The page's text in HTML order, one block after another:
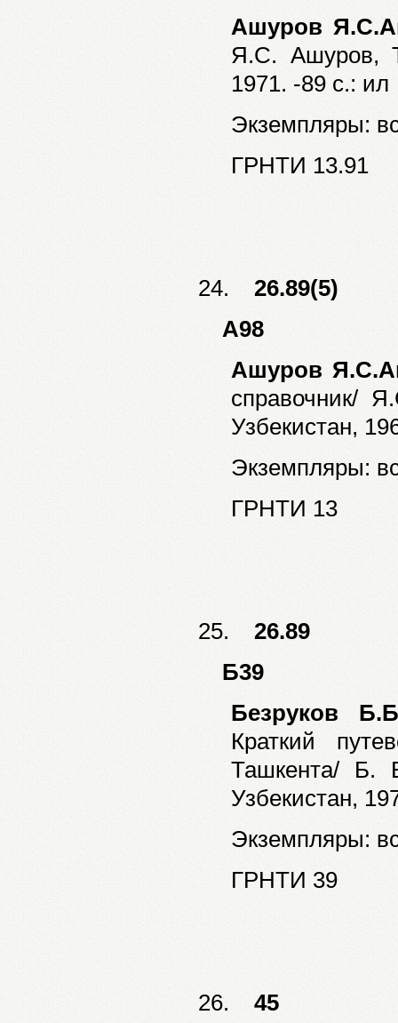
Ашуров
Я.С. Ашуров,
1971. -89 с.: ил
Экземпляры:
ГРНТИ 13.91
24.26.89(5)
А98
Ашуров
справочник/
Узбекистан,
Экземпляры:
ГРНТИ 13
25.26.89
Б39
Безруков
Краткий
Ташкента/ Б.
Узбекистан,
Экземпляры:
ГРНТИ 39
26.45